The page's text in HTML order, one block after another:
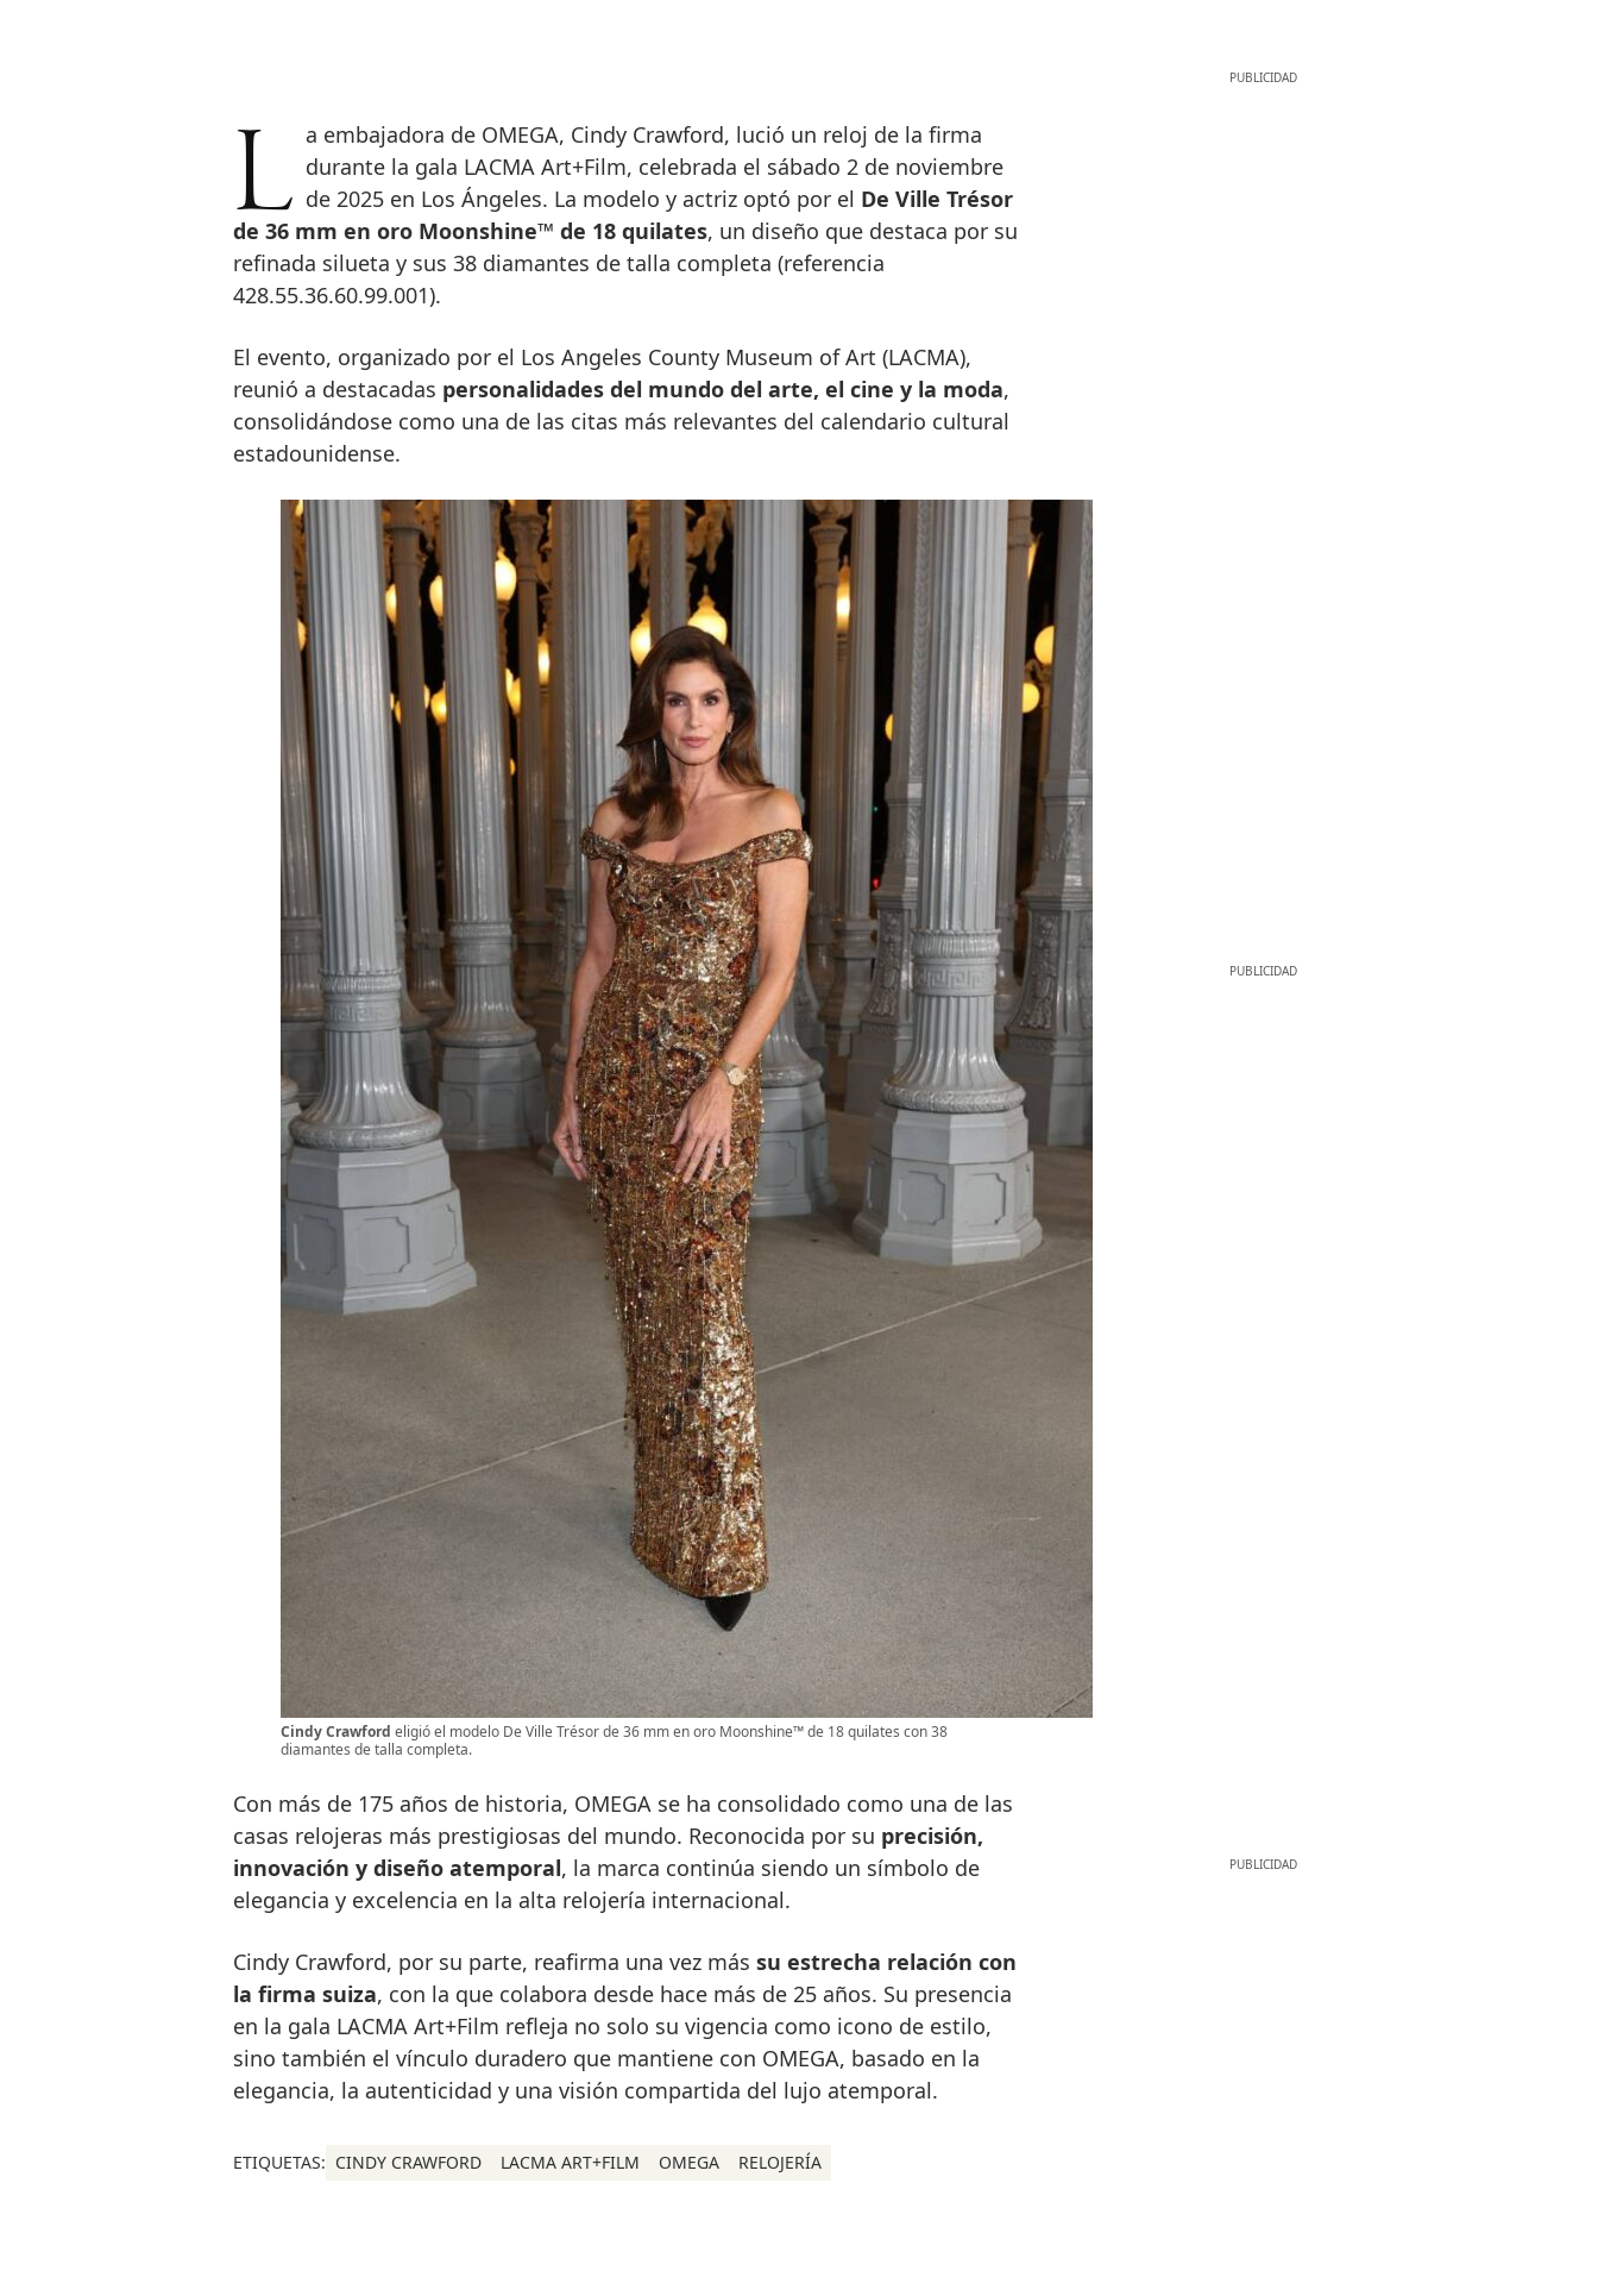
La embajadora de OMEGA, Cindy Crawford, lució un reloj de la firma durante la gala LACMA Art+Film, celebrada el sábado 2 de noviembre
de 2025 en Los Ángeles. La modelo y actriz optó por el De Ville Trésor
de 36 mm en oro Moonshine™ de 18 quilates, un diseño que destaca por su
refinada silueta y sus 38 diamantes de talla completa (referencia
428.55.36.60.99.001).
El evento, organizado por el Los Angeles County Museum of Art (LACMA),
reunió a destacadas personalidades del mundo del arte, el cine y la moda,
consolidándose como una de las citas más relevantes del calendario cultural
estadounidense.
Cindy Crawford eligió el modelo De Ville Trésor de 36 mm en oro Moonshine™ de 18 quilates con 38
diamantes de talla completa.
Con más de 175 años de historia, OMEGA se ha consolidado como una de las
casas relojeras más prestigiosas del mundo. Reconocida por su precisión,
innovación y diseño atemporal, la marca continúa siendo un símbolo de
elegancia y excelencia en la alta relojería internacional.
Cindy Crawford, por su parte, reafirma una vez más su estrecha relación con
la firma suiza, con la que colabora desde hace más de 25 años. Su presencia
en la gala LACMA Art+Film refleja no solo su vigencia como icono de estilo,
sino también el vínculo duradero que mantiene con OMEGA, basado en la
elegancia, la autenticidad y una visión compartida del lujo atemporal.
ETIQUETAS: CINDY CRAWFORD LACMA ART+FILM OMEGA RELOJERÍA